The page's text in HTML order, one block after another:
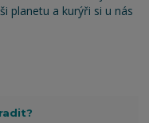
planetu a kurýři si u nás